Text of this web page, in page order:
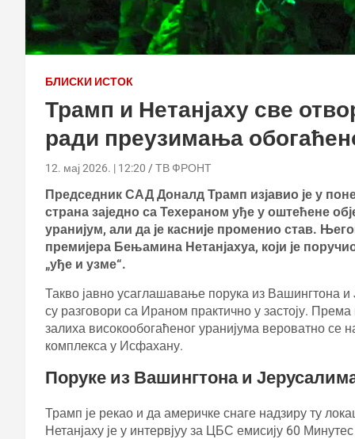
БЛИСКИ ИСТОК
Трамп и Нетанјаху све
ради преузимања
12. мај 2026. | 12:20 ТВ ФРОНТ
Председник САД Доналд Трамп изјавио је у
страна заједно са Техераном уђе у оштећене
уранијум, али да је касније променио став.
премијера Бењамина Нетанјахуа, који је
„уђе и узме“.
Такво јавно усаглашавање порука из Вашингтона и
су разговори са Ираном практично у застоју.
залиха високообогаћеног уранијума вероватно се
комплекса у Исфахану.
Поруке из Вашингтона и
Трамп је рекао и да америчке снаге надзиру ту
Нетанјаху је у интервјуу за ЦБС емисију 60